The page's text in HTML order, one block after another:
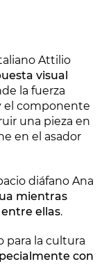
Attilio
visual
la fuerza
el componente
una pieza en
en el asador
diáfano Ana
mientras
ellas.
para la cultura
con